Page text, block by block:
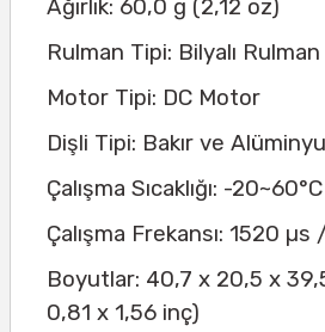
Ağırlık: 60,0 g (2,12 oz)
Rulman Tipi: Bilyalı
Motor Tipi: DC Motor
Dişli Tipi: Bakır ve
Çalışma Sıcaklığı: -20~60°C
Çalışma Frekansı: 1520
Boyutlar: 40,7 x 20,5 x
0,81 x 1,56 inç)